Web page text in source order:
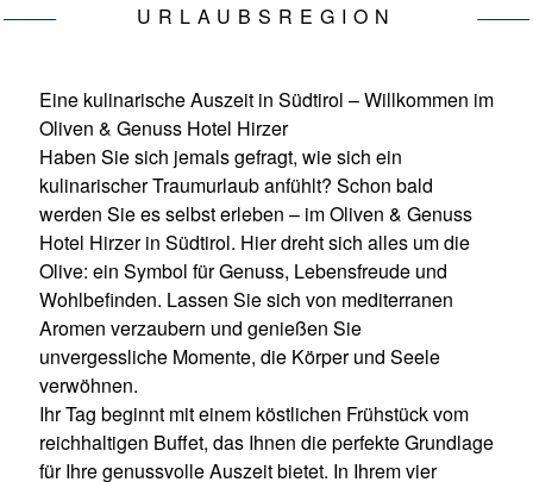
URLAUBSREGION
Eine kulinarische Auszeit in Südtirol – Willkommen im
Oliven & Genuss Hotel Hirzer
Haben Sie sich jemals gefragt, wie sich ein
kulinarischer Traumurlaub anfühlt? Schon bald
werden Sie es selbst erleben – im Oliven & Genuss
Hotel Hirzer in Südtirol. Hier dreht sich alles um die
Olive: ein Symbol für Genuss, Lebensfreude und
Wohlbefinden. Lassen Sie sich von mediterranen
Aromen verzaubern und genießen Sie
unvergessliche Momente, die Körper und Seele
verwöhnen.
Ihr Tag beginnt mit einem köstlichen Frühstück vom
reichhaltigen Buffet, das Ihnen die perfekte Grundlage
für Ihre genussvolle Auszeit bietet. In Ihrem vier